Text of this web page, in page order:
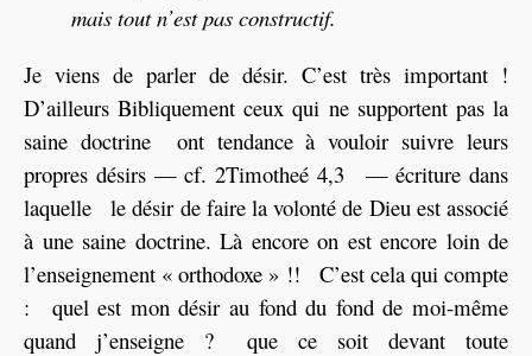
mais tout n’est pas constructif.
Je viens de parler de désir. C’est très important !
D’ailleurs Bibliquement ceux qui ne supportent pas la
saine doctrine ont tendance à vouloir suivre leurs
propres désirs — cf. 2Timotheé 4,3 — écriture dans
laquelle le désir de faire la volonté de Dieu est associé
à une saine doctrine. Là encore on est encore loin de
l’enseignement « orthodoxe » !! C’est cela qui compte
: quel est mon désir au fond du fond de moi-même
quand j’enseigne ? que ce soit devant toute